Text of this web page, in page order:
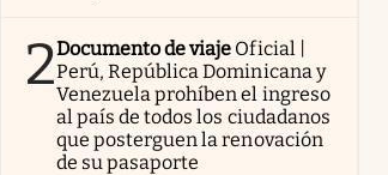
2Documento de viaje Oficial |
Perú, República Dominicana y
Venezuela prohíben el ingreso
al país de todos los ciudadanos
que posterguen la renovación
de su pasaporte